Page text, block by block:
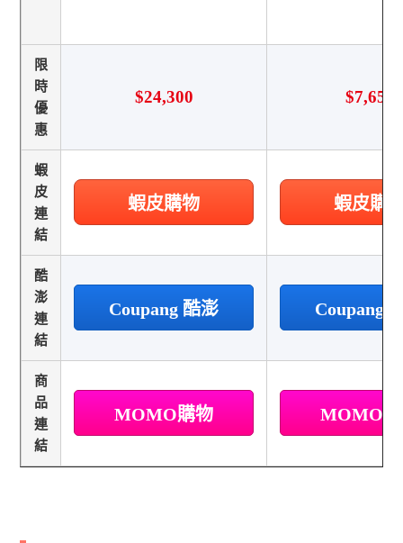
限
時
優
惠
$24,300 $7,650
蝦
皮
連
結
蝦皮購物 蝦皮購
酷
澎
連
結
Coupang 酷澎 Coupang
商
品
連
結
MOMO購物 MOMO